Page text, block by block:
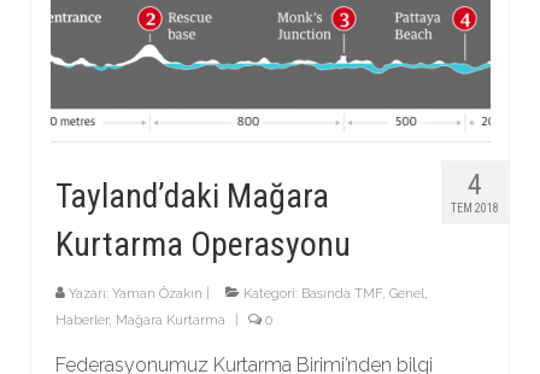
4
TEM 2018
Tayland’daki Mağara
Kurtarma Operasyonu
Yazarı: Yaman Özakın Kategori: Basında TMF, Genel,
Haberler, Mağara Kurtarma 0
Federasyonumuz Kurtarma Birimi’nden bilgi